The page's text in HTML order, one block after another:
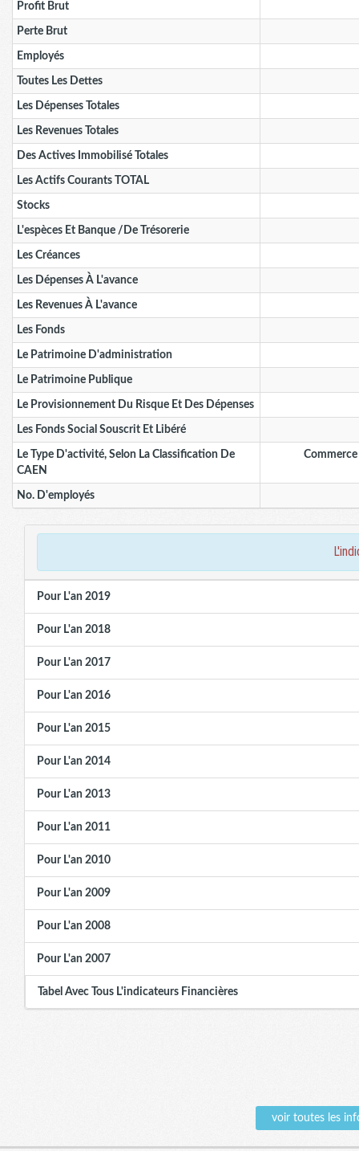
Profit Brut
Perte Brut
Employés
Toutes Les Dettes
Les Dépenses Totales
Les Revenues Totales
Des Actives Immobilisé Totales
Les Actifs Courants TOTAL
Stocks
L'espèces Et Banque /de Trésorerie
Les Créances
Les Dépenses À L'avance
Les Revenues À L'avance
Les Fonds
Le Patrimoine D'administration
Le Patrimoine Publique
Le Provisionnement Du Risque Et Des Dépenses
Les Fonds Social Souscrit Et Libéré
Le Type D'activité, Selon La Classification De
CAEN
No. D'employés
Pour L'an 2019
Pour L'an 2018
Pour L'an 2017
Pour L'an 2016
Pour L'an 2015
Pour L'an 2014
Pour L'an 2013
Pour L'an 2011
Pour L'an 2010
Pour L'an 2009
Pour L'an 2008
Pour L'an 2007
Tabel Avec Tous L'indicateurs Financières
voir toutes les